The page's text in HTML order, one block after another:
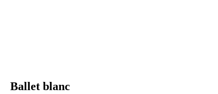
Ballet blanc